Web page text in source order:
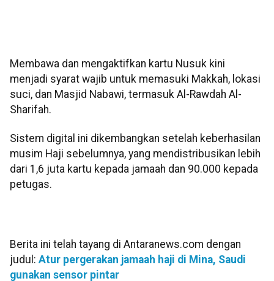
Membawa dan mengaktifkan kartu Nusuk kini
menjadi syarat wajib untuk memasuki Makkah, lokasi
suci, dan Masjid Nabawi, termasuk Al-Rawdah Al-
Sharifah.
Sistem digital ini dikembangkan setelah keberhasilan
musim Haji sebelumnya, yang mendistribusikan lebih
dari 1,6 juta kartu kepada jamaah dan 90.000 kepada
petugas.
Berita ini telah tayang di Antaranews.com dengan
judul: Atur pergerakan jamaah haji di Mina, Saudi
gunakan sensor pintar